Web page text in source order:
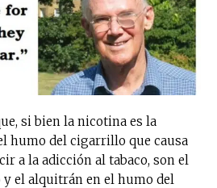
si bien la nicotina es la
humo del cigarrillo que causa
a la adicción al tabaco, son el
el alquitrán en el humo del